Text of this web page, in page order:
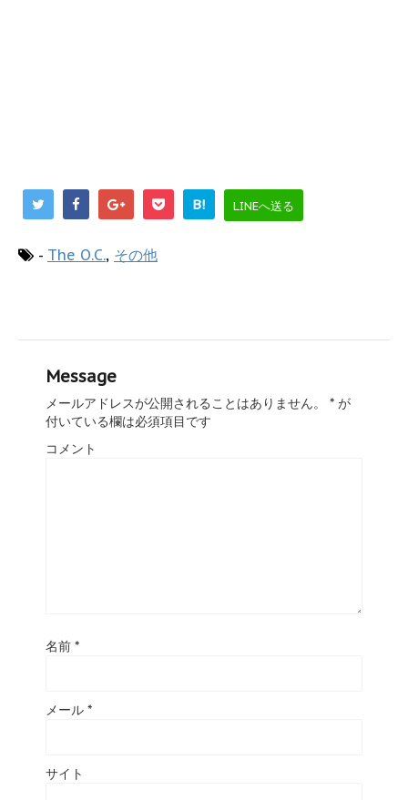
B! LINEへ送る
- The O.C., その他
Message
メールアドレスが公開されることはありません。 * が
付いている欄は必須項目です
コメント
名前 *
メール *
サイト